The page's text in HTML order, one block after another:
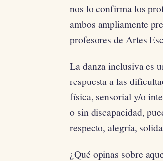
nos lo confirma los
ambos ampliamente
profesores de Artes
La danza inclusiva es
respuesta a las
física, sensorial y/o
o sin discapacidad,
respecto, alegría,
¿Qué opinas sobre